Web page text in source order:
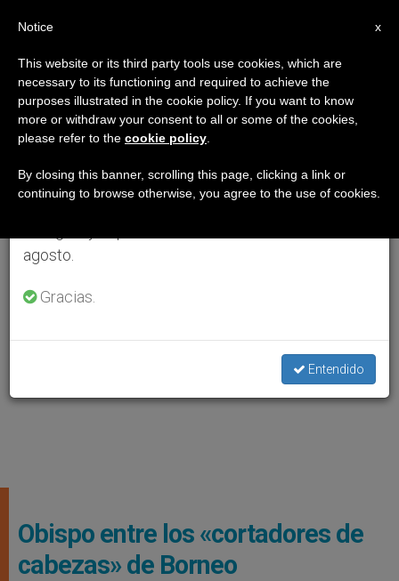
Obispo entre los «cortadores de
cabezas» de Borneo
×
Aviso importante
Del 27 de julio al 7 de agosto haremos la pausa
anual, aprovechando que en el periodo de verano
se generan menos informaciones y también el
agosto.
Gracias.
Entendido
x
Notice
This website or its third party tools use cookies, which are
necessary to its functioning and required to achieve the
purposes illustrated in the cookie policy. If you want to know
more or withdraw your consent to all or some of the cookies,
please refer to the cookie policy
By closing this banner, scrolling this page, clicking a link or
continuing to browse otherwise, you agree to the use of cookies.